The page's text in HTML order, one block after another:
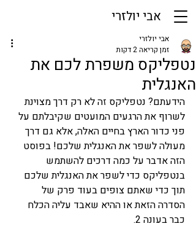
אבי יולזרי
נטפליקס משפרת לכם את
האנגלית
אבי יולזרי
זמן קריאה 2 דקות
הידעתם? נטפליקס זה לא רק דרך מצוינת
לשרוף את הרגעים המועטים שקיבלתם על
פני כדור הארץ בחיים האלה, אלא גם דרך
מעולה לשפר את האנגלית שלכם! בפוסט
הזה אדבר על כמה דרכים להשתמש
בנטפליקס כדי לשפר את האנגלית שלכם
תוך כדי שאתם צופים בעוד פרק של
הסדרה הזאת או ההיא שאבד עליה הכלח
כבר בעונה 2.